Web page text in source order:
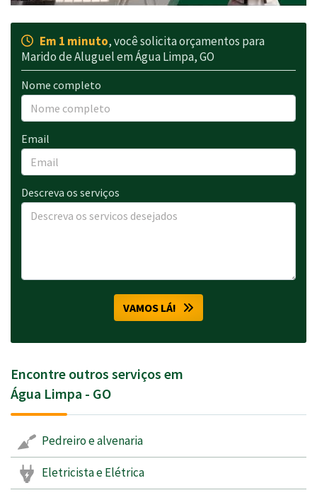
Em 1 minuto, você solicita orçamentos para
Marido de Aluguel em Água Limpa, GO
Nome completo
Email
Descreva os serviços
VAMOS LÁ!
Encontre outros serviços em
Água Limpa - GO
Pedreiro e alvenaria
Eletricista e Elétrica